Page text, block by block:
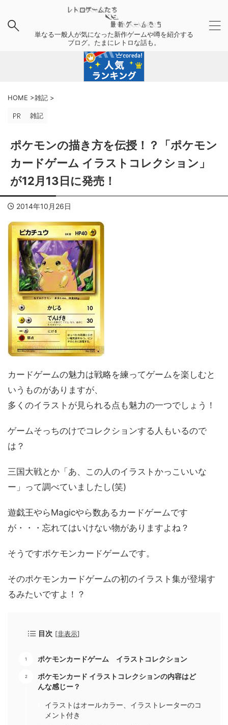
単なる一般人が気になった新作ゲームや噂を紹介する
ブログ。たまにレトロな話も。
HOME >雑記 >
雑記
ポケモンの描き方を伝授！？「ポケモン
カードゲーム イラストコレクション」
が12月13日に発売！
2014年10月26日
カードゲームの魅力は戦略を練ってゲームを楽しむと
いうものがありますが、
多くのイラストが見られる点も魅力の一つでしょう！
ゲームそっちのけでコレクションする人もいるので
は？
三国大戦とか「あ、この人のイラストかっこいいな
ー」って調べていましたし(笑)
遊戯王やらMagicやら数あるカードゲームです
が・・・忘れてはいけない物がありますよね？
そうですポケモンカードゲームです。
そのポケモンカードゲームの初のイラスト集が登場す
るみたいですよ！？
目次 [非表示]
ポケモンカードゲーム イラストコレクション
ポケモンカード イラストコレクションの内容はど
んな感じー？
イラストはオールカラー、イラストレーターのコ
メント付き